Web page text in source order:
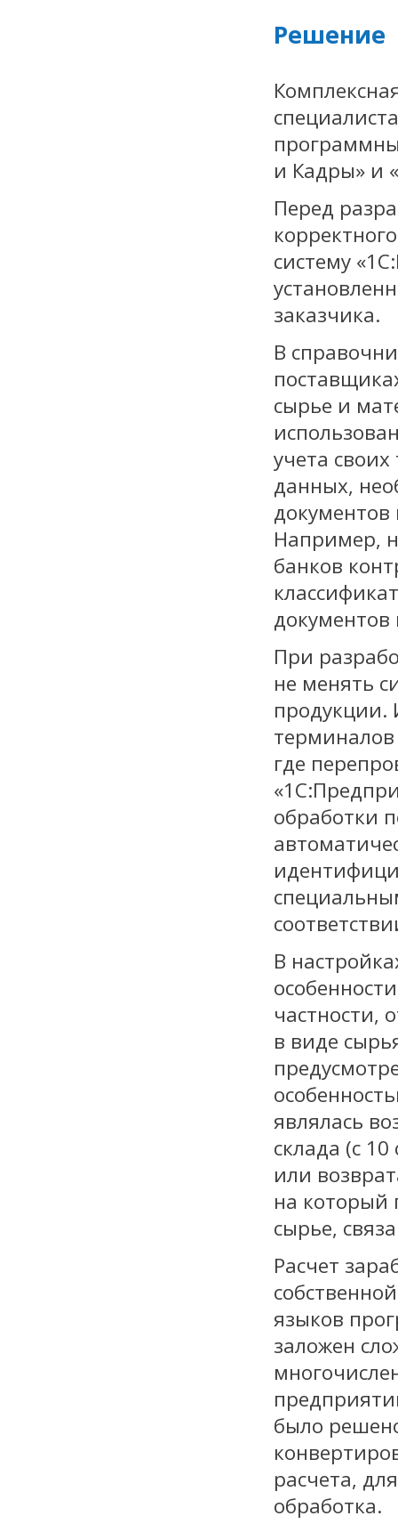
Решение
и Кадры» и
Перед
систему
заказчика.
В
сырье и
учета
данных,
Например,
банков
При
не менять
продукции.
где
обработки
В
частности,
в виде
являлась
склада (с
или
на который
сырье,
Расчет
языков
заложен
было
расчета,
обработка.